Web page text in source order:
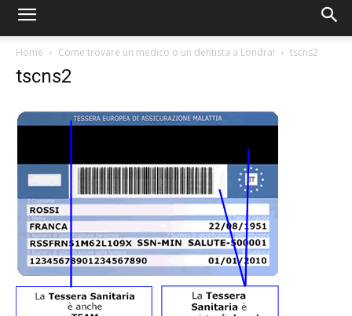
Home Come trovare un medico o un dentista a Londra! tscns2
tscns2